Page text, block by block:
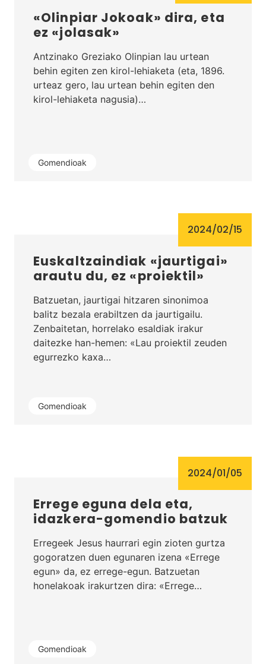
Gomendioak
«Olinpiar Jokoak» dira, eta
ez «jolasak»
Antzinako Greziako Olinpian lau urtean
behin egiten zen kirol-lehiaketa (eta, 1896.
urteaz gero, lau urtean behin egiten den
kirol-lehiaketa nagusia)…
Gomendioak
2024/02/15
Euskaltzaindiak «jaurtigai»
arautu du, ez «proiektil»
Batzuetan, jaurtigai hitzaren sinonimoa
balitz bezala erabiltzen da jaurtigailu.
Zenbaitetan, horrelako esaldiak irakur
daitezke han-hemen: «Lau proiektil zeuden
egurrezko kaxa…
Gomendioak
2024/01/05
Errege eguna dela eta,
idazkera-gomendio batzuk
Erregeek Jesus haurrari egin zioten gurtza
gogoratzen duen egunaren izena «Errege
egun» da, ez errege-egun. Batzuetan
honelakoak irakurtzen dira: «Errege…